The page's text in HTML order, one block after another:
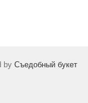
byСъедобный букет